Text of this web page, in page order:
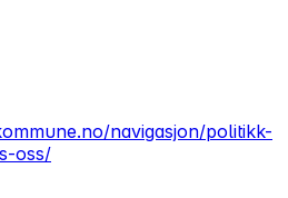
navigasjon/politikk-
oss/